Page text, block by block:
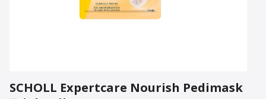
SCHOLL Expertcare Nourish Pedimask